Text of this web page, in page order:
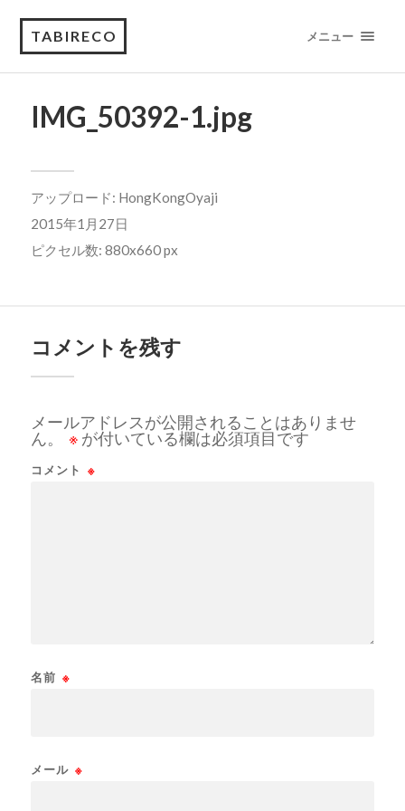
TABIRECO メニュー
IMG_50392-1.jpg
アップロード: HongKongOyaji
2015年1月27日
ピクセル数: 880x660 px
コメントを残す
メールアドレスが公開されることはありませ
ん。
※ が付いている欄は必須項目です
コメント ※
名前 ※
メール ※